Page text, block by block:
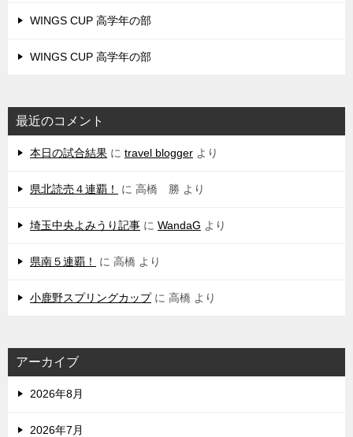
WINGS CUP 高学年の部
WINGS CUP 高学年の部
最近のコメント
本日の試合結果 に travel blogger より
県北読売４連覇！ に 高橋 勝 より
埼玉中央よみうり記事 に WandaG より
県南５連覇！ に 高橋 より
小鹿野スプリングカップに 高橋 より
アーカイブ
2026年8月
2026年7月